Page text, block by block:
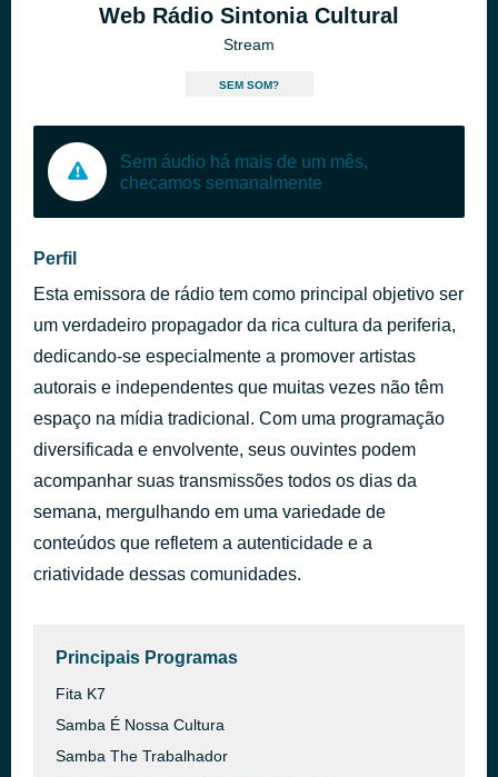
Web Rádio Sintonia Cultural
Stream
SEM SOM?
Sem áudio há mais de um mês,
checamos semanalmente
Perfil
Esta emissora de rádio tem como principal objetivo ser
um verdadeiro propagador da rica cultura da periferia,
dedicando-se especialmente a promover artistas
autorais e independentes que muitas vezes não têm
espaço na mídia tradicional. Com uma programação
diversificada e envolvente, seus ouvintes podem
acompanhar suas transmissões todos os dias da
semana, mergulhando em uma variedade de
conteúdos que refletem a autenticidade e a
criatividade dessas comunidades.
Principais Programas
Fita K7
Samba É Nossa Cultura
Samba The Trabalhador